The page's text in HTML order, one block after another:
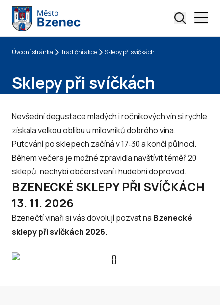
Drobečková navigace
Úvodní stránka Tradiční akce Sklepy při svíčkách
Sklepy při svíčkách
Nevšední degustace mladých i ročníkových vín si rychle
získala velkou oblibu u milovníků dobrého vína.
Putování po sklepech začíná v 17:30 a končí půlnocí.
Během večera je možné zpravidla navštívit téměř 20
sklepů, nechybí občerstvení i hudební doprovod.
BZENECKÉ SKLEPY PŘI SVÍČKÁCH
13. 11. 2026
Bzenečtí vinaři si vás dovolují pozvat na Bzenecké
sklepy při svíčkách 2026.